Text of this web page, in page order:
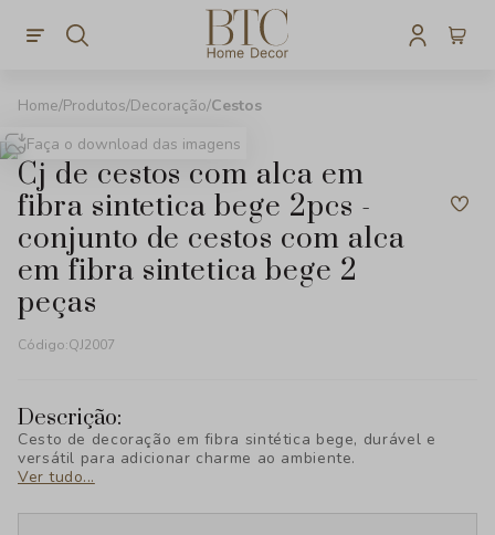
Produtos Decoração Cestos
Faça o download das imagens
cj de cestos com alca em
fibra sintetica bege 2pcs -
conjunto de cestos com alca
em fibra sintetica bege 2
peças
Código:QJ2007
Descrição:
Cesto de decoração em fibra sintética bege, durável e
versátil para adicionar charme ao ambiente.
Ver tudo...